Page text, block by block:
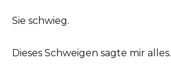
Sie schwieg.
Dieses Schweigen sagte mir alles.